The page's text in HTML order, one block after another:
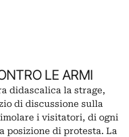
LE ARMI
didascalica la strage,
di discussione sulla
i visitatori, di ogni
posizione di protesta. La